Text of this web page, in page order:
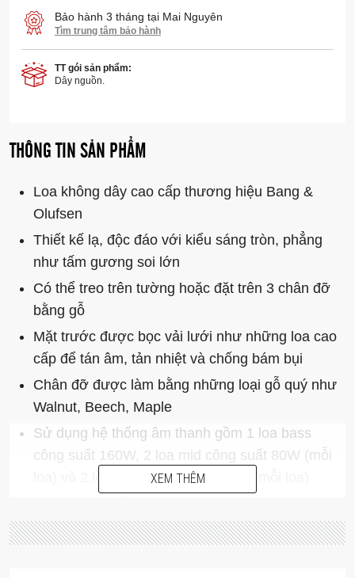
Bảo hành 3 tháng tại Mai Nguyên
Tìm trung tâm bảo hành
TT gói sản phẩm:
Dây nguồn.
THÔNG TIN SẢN PHẨM
Loa không dây cao cấp thương hiệu Bang &
Olufsen
Thiết kế lạ, độc đáo với kiểu sáng tròn, phẳng
như tấm gương soi lớn
Có thể treo trên tường hoặc đặt trên 3 chân đỡ
bằng gỗ
Mặt trước được bọc vải lưới như những loa cao
cấp để tán âm, tản nhiệt và chống bám bụi
Chân đỡ được làm bằng những loại gỗ quý như
Walnut, Beech, Maple
Sử dụng hệ thống âm thanh gồm 1 loa bass
công suất 160W, 2 loa mid công suất 80W (mỗi
loa) và 2 loa treble công suất 80W (mỗi loa)
số cho âm thanh mạnh mẽ đến không ngờ
XEM THÊM